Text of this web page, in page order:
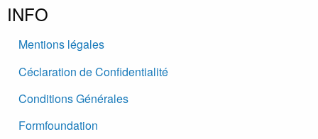
INFO
Mentions légales
Céclaration de Confidentialité
Conditions Générales
Formfoundation